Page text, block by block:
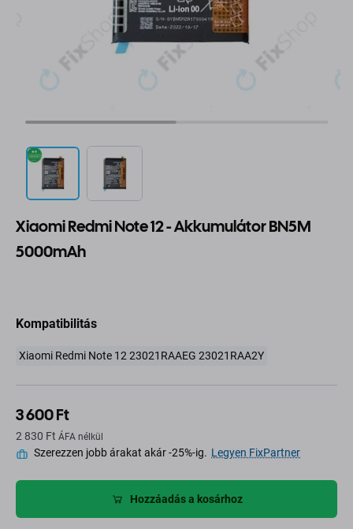
Xiaomi Redmi Note 12 - Akkumulátor BN5M
5000mAh
Kompatibilitás
Xiaomi Redmi Note 12 23021RAAEG 23021RAA2Y
3 600 Ft
2 830 Ft ÁFA nélkül
Szerezzen jobb árakat akár -25%-ig. Legyen FixPartner
Hozzáadás a kosárhoz